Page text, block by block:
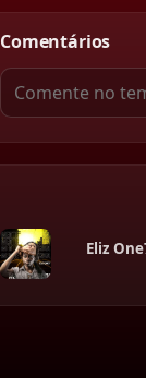
Comentários
Eliz